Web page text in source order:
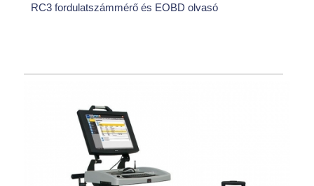
RC3 fordulatszámmérő és EOBD olvasó